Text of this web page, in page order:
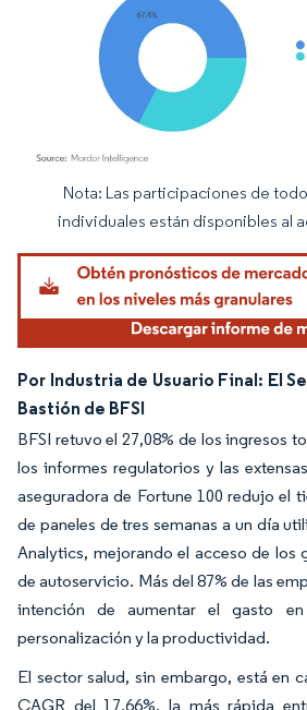
Imagen © Mordor Intelligence. El uso requiere
Nota: Las participaciones de
individuales están disponibles al
Por Industria de Usuario Final: El
Bastión de BFSI
BFSI retuvo el 27,08% de los ingresos
los informes regulatorios y las
aseguradora de Fortune 100 redujo el
de paneles de tres semanas a un día
Analytics, mejorando el acceso de los
de autoservicio. Más del 87% de las
intención de aumentar el gasto
personalización y la productividad.
El sector salud, sin embargo, está en
CAGR del 17,66%, la más rápida